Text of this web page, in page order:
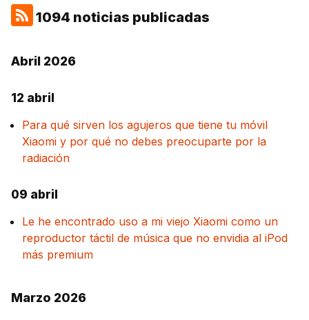
1094 noticias publicadas
Abril 2026
12 abril
Para qué sirven los agujeros que tiene tu móvil
Xiaomi y por qué no debes preocuparte por la
radiación
09 abril
Le he encontrado uso a mi viejo Xiaomi como un
reproductor táctil de música que no envidia al iPod
más premium
Marzo 2026